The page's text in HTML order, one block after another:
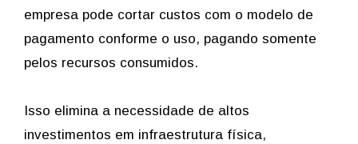
empresa pode cortar custos com o modelo de
pagamento conforme o uso, pagando somente
pelos recursos consumidos.
Isso elimina a necessidade de altos
investimentos em infraestrutura física,